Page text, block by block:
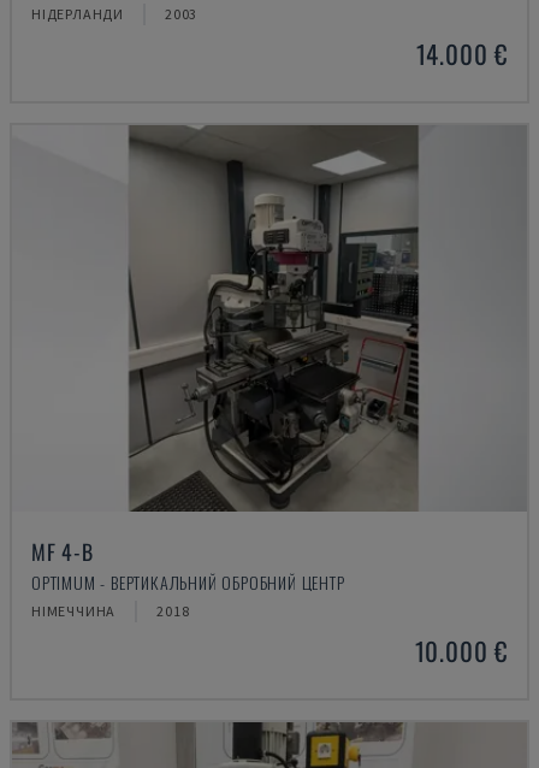
НІДЕРЛАНДИ 2003
14.000 €
MF 4-B
OPTIMUM - ВЕРТИКАЛЬНИЙ ОБРОБНИЙ ЦЕНТР
НІМЕЧЧИНА 2018
10.000 €